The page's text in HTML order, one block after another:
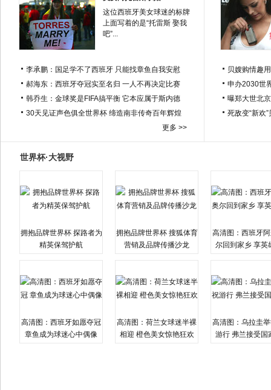
这位西班牙美女球迷的标牌
上面写着的是“托雷斯 娶我
吧”...
李承鹏：国足学不了西班牙 只能找章鱼自我安慰
郝海东：西班牙夺冠实至名归 一人不再决定比赛
韩乔生：金球奖是FIFA搞平衡 它本应属于斯内德
30天见证声色俱全世界杯 缔造南非传奇百年辉煌
更多 >>
贝嫂购情趣
申办2030世
曝郑大世北
死敌变“新欢
世界杯·大视野
拥抱品牌世界杯 探路者为
精英保驾护航
拥抱品牌世界杯 搜狐体育
营销及品牌传播沙龙
高清图：西班牙
尔回到家乡 享英
高清图：西班牙如愿夺冠
章鱼成为球迷心中偶像
高清图：荷兰女球迷半裸
相迎 橙色美女惊艳狂欢
高清图：乌拉圭
游行 弗兰接受国